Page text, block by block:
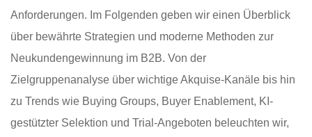
Anforderungen. Im Folgenden geben wir einen Überblick
über bewährte Strategien und moderne Methoden zur
Neukundengewinnung im B2B. Von der
Zielgruppenanalyse über wichtige Akquise-Kanäle bis hin
zu Trends wie Buying Groups, Buyer Enablement, KI-
gestützter Selektion und Trial-Angeboten beleuchten wir,